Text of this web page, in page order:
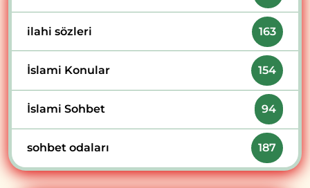
ilahi sözleri 163
İslami Konular 154
İslami Sohbet 94
sohbet odaları 187